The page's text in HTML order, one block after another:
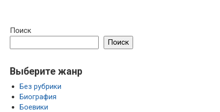
Поиск
Поиск
Выберите жанр
Без рубрики
Биография
Боевики